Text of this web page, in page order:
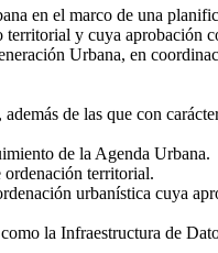
en el marco de una
y cuya aprobación
Urbana, en
de las que con
de la Agenda Urbana.
ordenación territorial.
urbanística cuya
la Infraestructura de